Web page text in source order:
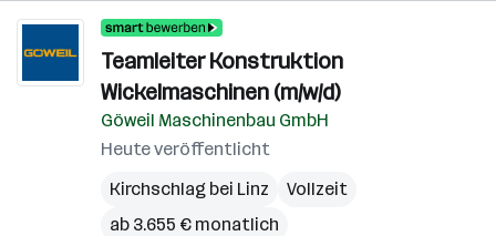
Teamleiter Konstruktion
Wickelmaschinen (m/w/d)
Göweil Maschinenbau GmbH
Heute veröffentlicht
Kirchschlag bei Linz
Vollzeit
ab 3.655 € monatlich